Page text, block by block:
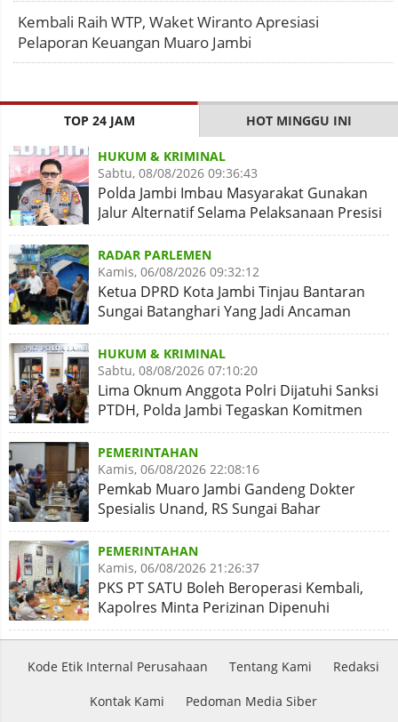
Kembali Raih WTP, Waket Wiranto Apresiasi
Pelaporan Keuangan Muaro Jambi
TOP 24 JAM HOT MINGGU INI
HUKUM & KRIMINAL
Sabtu, 08/08/2026 09:36:43
Polda Jambi Imbau Masyarakat Gunakan
Jalur Alternatif Selama Pelaksanaan Presisi
Merdeka Run 2026
RADAR PARLEMEN
Kamis, 06/08/2026 09:32:12
Ketua DPRD Kota Jambi Tinjau Bantaran
Sungai Batanghari Yang Jadi Ancaman
Abrasi
HUKUM & KRIMINAL
Sabtu, 08/08/2026 07:10:20
Lima Oknum Anggota Polri Dijatuhi Sanksi
PTDH, Polda Jambi Tegaskan Komitmen
Penegakan Kode Etik
PEMERINTAHAN
Kamis, 06/08/2026 22:08:16
Pemkab Muaro Jambi Gandeng Dokter
Spesialis Unand, RS Sungai Bahar
Disiapkan Naik Kelas
PEMERINTAHAN
Kamis, 06/08/2026 21:26:37
PKS PT SATU Boleh Beroperasi Kembali,
Kapolres Minta Perizinan Dipenuhi
Kode Etik Internal Perusahaan Tentang Kami Redaksi
Kontak Kami Pedoman Media Siber